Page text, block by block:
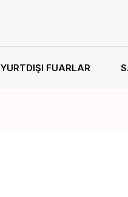
YURTDIŞI FUARLAR